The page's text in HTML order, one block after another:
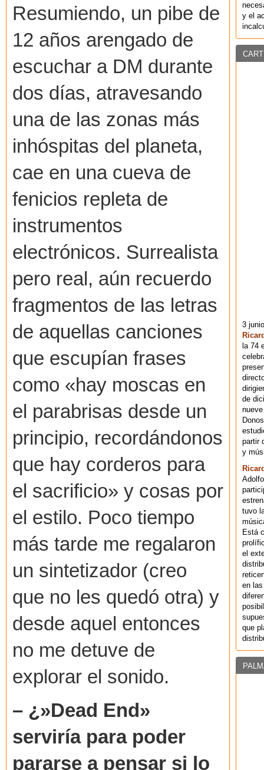
Resumiendo, un pibe de
12 años arengado de
escuchar a DM durante
dos días, atravesando
una de las zonas más
inhóspitas del planeta,
cae en una cueva de
fenicios repleta de
instrumentos
electrónicos. Surrealista
pero real, aún recuerdo
fragmentos de las letras
de aquellas canciones
que escupían frases
como «hay moscas en
el parabrisas desde un
principio, recordándonos
que hay corderos para
el sacrificio» y cosas por
el estilo. Poco tiempo
más tarde me regalaron
un sintetizador (creo
que no les quedó otra) y
desde aquel entonces
no me detuve de
explorar el sonido.
– ¿»Dead End»
serviría para poder
pararse a pensar si lo
y el
3
la 74
de
partir
y
tuvo
Está
el
en
que